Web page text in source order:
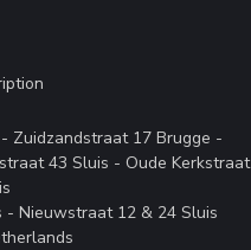
Zuidzandstraat 17 Brugge -
43 Sluis - Oude Kerkstraat
- Nieuwstraat 12 & 24 Sluis